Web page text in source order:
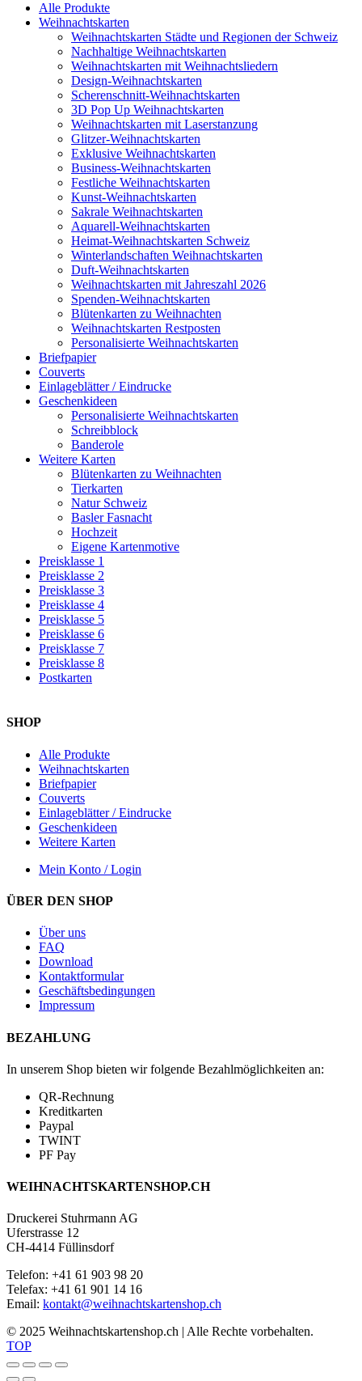
Alle Produkte
Weihnachtskarten
Weihnachtskarten Städte und Regionen der Schweiz
Nachhaltige Weihnachtskarten
Weihnachtskarten mit Weihnachtsliedern
Design-Weihnachtskarten
Scherenschnitt-Weihnachtskarten
3D Pop Up Weihnachtskarten
Weihnachtskarten mit Laserstanzung
Glitzer-Weihnachtskarten
Exklusive Weihnachtskarten
Business-Weihnachtskarten
Festliche Weihnachtskarten
Kunst-Weihnachtskarten
Sakrale Weihnachtskarten
Aquarell-Weihnachtskarten
Heimat-Weihnachtskarten Schweiz
Winterlandschaften Weihnachtskarten
Duft-Weihnachtskarten
Weihnachtskarten mit Jahreszahl 2026
Spenden-Weihnachtskarten
Blütenkarten zu Weihnachten
Weihnachtskarten Restposten
Personalisierte Weihnachtskarten
Briefpapier
Couverts
Einlageblätter / Eindrucke
Geschenkideen
Personalisierte Weihnachtskarten
Schreibblock
Banderole
Weitere Karten
Blütenkarten zu Weihnachten
Tierkarten
Natur Schweiz
Basler Fasnacht
Hochzeit
Eigene Kartenmotive
Preisklasse 1
Preisklasse 2
Preisklasse 3
Preisklasse 4
Preisklasse 5
Preisklasse 6
Preisklasse 7
Preisklasse 8
Postkarten
SHOP
Alle Produkte
Weihnachtskarten
Briefpapier
Couverts
Einlageblätter / Eindrucke
Geschenkideen
Weitere Karten
Mein Konto / Login
ÜBER DEN SHOP
Über uns
FAQ
Download
Kontaktformular
Geschäftsbedingungen
Impressum
BEZAHLUNG
In unserem Shop bieten wir folgende Bezahlmöglichkeiten an:
QR-Rechnung
Kreditkarten
Paypal
TWINT
PF Pay
WEIHNACHTSKARTENSHOP.CH
Druckerei Stuhrmann AG
Uferstrasse 12
CH-4414 Füllinsdorf
Telefon: +41 61 903 98 20
Telefax: +41 61 901 14 16
Email: kontakt@weihnachtskartenshop.ch
© 2025 Weihnachtskartenshop.ch | Alle Rechte vorbehalten.
TOP